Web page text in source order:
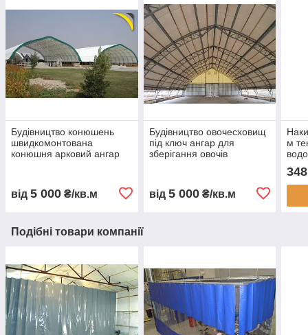
Будівництво конюшень
швидкомонтована
конюшня арковий ангар
будівництво
від 5 000 ₴/кв.м
Будівництво овочесховищ
під ключ ангар для
зберігання овочів
овочесховище
від 5 000₴/кв.м
м
348
Подібні товари компанії